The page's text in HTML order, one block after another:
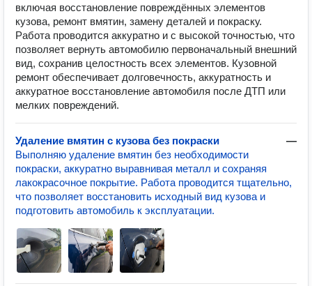
включая восстановление повреждённых элементов
кузова, ремонт вмятин, замену деталей и покраску.
Работа проводится аккуратно и с высокой точностью, что
позволяет вернуть автомобилю первоначальный внешний
вид, сохранив целостность всех элементов. Кузовной
ремонт обеспечивает долговечность, аккуратность и
аккуратное восстановление автомобиля после ДТП или
мелких повреждений.
Удаление вмятин с кузова без покраски
—
Выполняю удаление вмятин без необходимости
покраски, аккуратно выравнивая металл и сохраняя
лакокрасочное покрытие. Работа проводится тщательно,
что позволяет восстановить исходный вид кузова и
подготовить автомобиль к эксплуатации.